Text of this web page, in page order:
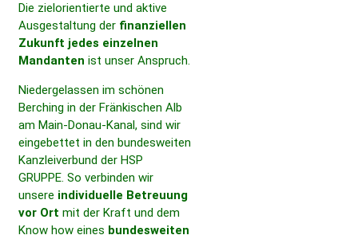
Die ziel­ori­en­tierte und aktive
Ausge­stal­tung der finan­zi­ellen
Zukunft jedes einzelnen
Mandanten ist unser Anspruch.
Nieder­ge­lassen im schönen
Berching in der Frän­ki­schen Alb
am Main-Donau-Kanal, sind wir
einge­bettet in den bundes­weiten
Kanz­lei­ver­bund der HSP
GRUPPE. So verbinden wir
unsere indi­vi­du­elle Betreuung
vor Ort mit der Kraft und dem
Know how eines bundes­weiten